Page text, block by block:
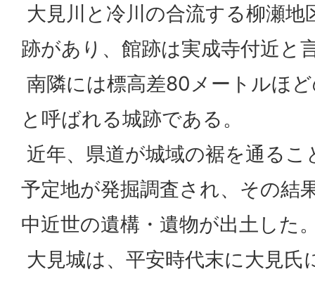
大見川と冷川の合流する柳瀬地
跡があり、館跡は実成寺付近と
南隣には標高差80メートルほ
と呼ばれる城跡である。
近年、県道が城域の裾を通る
予定地が発掘調査され、その結
中近世の遺構・遺物が出土した
大見城は、平安時代末に大見